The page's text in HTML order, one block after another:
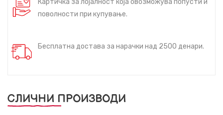
Картичка за лојалност која овозможува попусти и
поволности при купување.
Бесплатна достава за нарачки над 2500 денари.
СЛИЧНИ ПРОИЗВОДИ